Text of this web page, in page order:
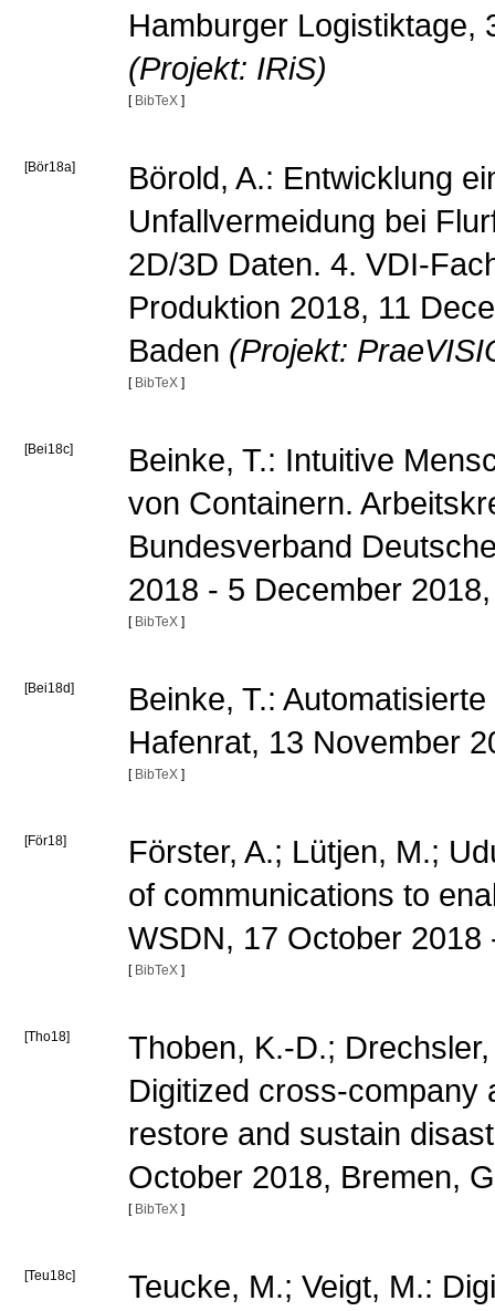
Hamburger Logistiktage,
(Projekt: IRiS)
[ BibTeX ]
[Bör18a]
Börold, A.: Entwicklung
Unfallvermeidung bei
2D/3D Daten. 4. VDI-
Produktion 2018, 11
Baden (Projekt:
[ BibTeX ]
[Bei18c]
Beinke, T.: Intuitive
von Containern.
Bundesverband
2018 - 5 December
[ BibTeX ]
[Bei18d]
Beinke, T.:
Hafenrat, 13 November
[ BibTeX ]
[För18]
Förster, A.; Lütjen, M.;
of communications to
WSDN, 17 October
[ BibTeX ]
[Tho18]
Thoben, K.-D.;
Digitized cross-company
restore and sustain
October 2018, Bremen,
[ BibTeX ]
[Teu18c]
Teucke, M.; Veigt, M.: